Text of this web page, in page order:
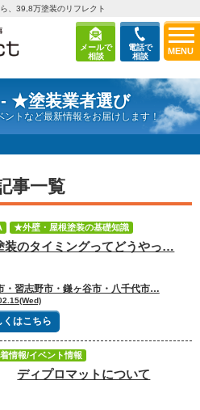
メールで
相談
電話で
相談
MENU
、39,8万塗装のリフレクト
★塗装業者選び
ントなど最新情報をお届けします！
事一覧
装のタイミングってどうやっ…
・習志野市・鎌ヶ谷市・八千代市…
くはこちら
★外壁・屋根塗装の基礎知識
・屋根材
★塗装業者選び ★劣化症状
ディプロマットについて
情報/イベント情報
・屋根塗装の基礎知識
★外壁・屋根材